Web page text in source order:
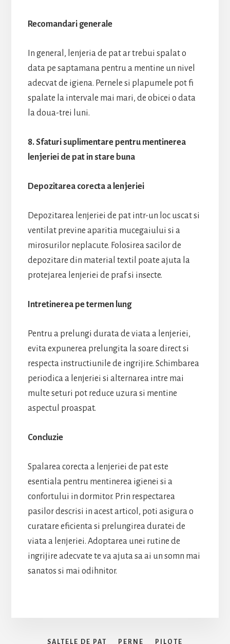
Recomandari generale
In general, lenjeria de pat ar trebui spalat o
data pe saptamana pentru a mentine un nivel
adecvat de igiena. Pernele si plapumele pot fi
spalate la intervale mai mari, de obicei o data
la doua-trei luni.
8. Sfaturi suplimentare pentru mentinerea
lenjeriei de pat in stare buna
Depozitarea corecta a lenjeriei
Depozitarea lenjeriei de pat intr-un loc uscat si
ventilat previne aparitia mucegaiului si a
mirosurilor neplacute. Folosirea sacilor de
depozitare din material textil poate ajuta la
protejarea lenjeriei de praf si insecte.
Intretinerea pe termen lung
Pentru a prelungi durata de viata a lenjeriei,
evita expunerea prelungita la soare direct si
respecta instructiunile de ingrijire. Schimbarea
periodica a lenjeriei si alternarea intre mai
multe seturi pot reduce uzura si mentine
aspectul proaspat.
Concluzie
Spalarea corecta a lenjeriei de pat este
esentiala pentru mentinerea igienei si a
confortului in dormitor. Prin respectarea
pasilor descrisi in acest articol, poti asigura o
curatare eficienta si prelungirea duratei de
viata a lenjeriei. Adoptarea unei rutine de
ingrijire adecvate te va ajuta sa ai un somn mai
sanatos si mai odihnitor.
SALTELE DE PAT PERNE PILOTE